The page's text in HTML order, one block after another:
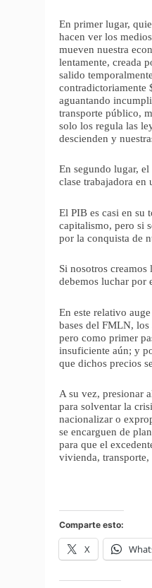
En primer lugar,
hacen ver los
mueven nuestra
lentamente, creada
salido
contradictoriamente
aguantando
transporte público,
solo los regula las
descienden y
En segundo lugar,
clase trabajadora en
El PIB es casi en su
capitalismo, pero si
por la conquista de
Si nosotros creamos
debemos luchar por
En este relativo
bases del FMLN,
pero como primer
insuficiente aún; y
que dichos precios
A su vez, presionar
para solventar la
nacionalizar o
se encarguen de
para que el
vivienda, transporte,
Comparte esto:
X